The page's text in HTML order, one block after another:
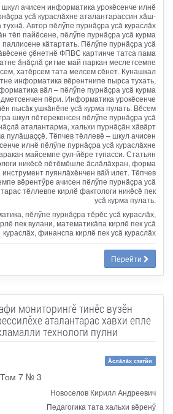
ачисен информатика урокĕсенче илнĕ
усă кураслăхне аталантарассин хăш-
Автор пĕлӳпе пурнăçра усă кураслăх
тĕп пайĕсене, пĕлӳпе пурнăçра усă курма
кăтартать. Пĕлӳпе пурнăçра усă
çĕнетнĕ ФПВС картинче татса пама
ăнăçлă çитме май паркан меслетсемпе
хатĕрсем тата мелсем сĕнет. Кунашкал
информатика вĕрентнипе пырса тухать,
вăл – пĕлӳпе пурнăçра усă курма
пĕри. Информатика урокĕсенче
пысăк ушкăнĕпе усă курма пулать. Вĕсем
шкул пĕтерекенсен пĕлӳпе пурнăçра усă
аталантарма, хальхи пурнăçăн хăвăрт
пулăшаççĕ. Тĕпчев тĕллевĕ – шкул ачисен
илнĕ пĕлӳпе пурнăçра усă кураслăхне
майсемпе çул-йĕре тупасси. Статьян
никĕсĕ пĕтĕмĕшле ăслăлăхран, форма
пуянлăхĕнчен вăй илет. Тĕпчев
вĕрентӳре ачисен пĕлӳпе пурнăçра усă
тĕллевпе кирлĕ фактологи никĕсĕ пек
усă курма пулать.
пĕлӳпе пурнăçра тĕрĕс усă кураслăх,
пек вулани, математикăпа кирлĕ пек усă
кураслăх, финанспа кирлĕ пек усă кураслăх
Перейти
мониторингĕ тинĕс вузĕн
аталантарас хавхи епле
технологи пулни
Ăслăлăх статйи
Том 7 № 3
Новоселов Кирилл Андреевич
Педагогика тата хальхи вĕренӳ